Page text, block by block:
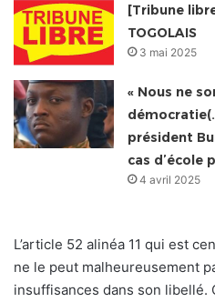
[Tribune
TOGOLAIS
3 mai 2025
« Nous ne
président
cas d’école
4 avril 2025
L’article 52 alinéa 11 qui est
ne le peut malheureusement
insuffisances dans son libellé.